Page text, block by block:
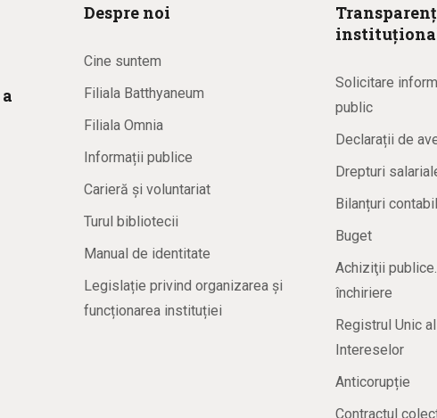
a
Despre noi
Cine suntem
Filiala Batthyaneum
Filiala Omnia
Informații publice
Carieră și voluntariat
Turul bibliotecii
Manual de identitate
Legislație privind organizarea și
funcționarea instituției
Solicitare
public
Declarații de
Drepturi
Bilanțuri
Buget
Achiziţii
închiriere
Registrul Unic
Intereselor
Anticorupție
Contractul